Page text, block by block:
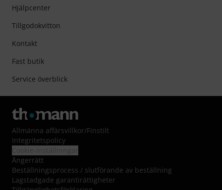
Hjälpcenter
Tillgodokvitton
Kontakt
Fast butik
Service överblick
Allmänna affärsvillkor/Finstilt
Integritetspolicy
Ångerrätt
Beställningsprocess / slutförande av beställning
Lagstadgade garantirättigheter